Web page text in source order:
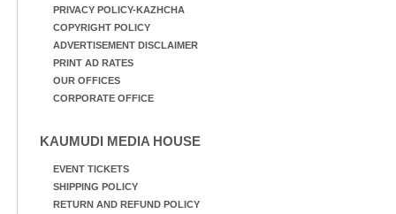
PRIVACY POLICY-KAZHCHA
COPYRIGHT POLICY
ADVERTISEMENT DISCLAIMER
PRINT AD RATES
OUR OFFICES
CORPORATE OFFICE
KAUMUDI MEDIA HOUSE
EVENT TICKETS
SHIPPING POLICY
RETURN AND REFUND POLICY